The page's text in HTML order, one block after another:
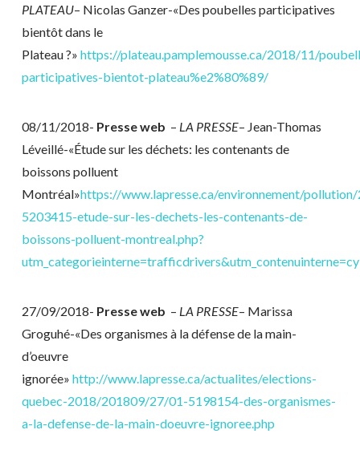
PLATEAU– Nicolas Ganzer-«Des poubelles participatives
bientôt dans le
Plateau ?» https://plateau.pamplemousse.ca/2018/11/
participatives-bientot-plateau%e2%80%89/
08/11/2018- Presse web – LA PRESSE– Jean-Thomas
Léveillé-«Étude sur les déchets: les contenants de
boissons polluent
Montréal»https://www.lapresse.ca/environnement/
5203415-etude-sur-les-dechets-les-contenants-de-
boissons-polluent-montreal.php?
27/09/2018- Presse web – LA PRESSE– Marissa
Groguhé-«Des organismes à la défense de la main-
d’oeuvre
ignorée» http://www.lapresse.ca/actualites/elections-
quebec-2018/201809/27/01-5198154-des-organismes-
a-la-defense-de-la-main-doeuvre-ignoree.php